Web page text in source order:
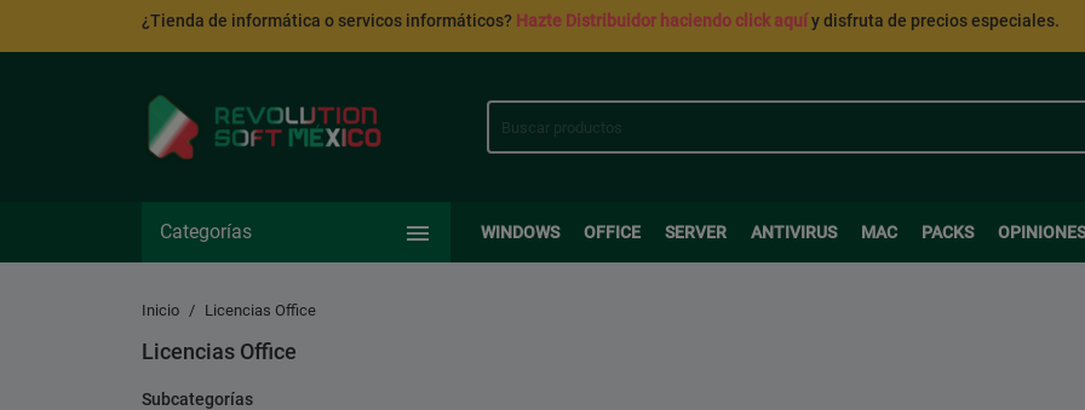
¿Tienda de informática o servicos informáticos? Hazte Distribuidor haciendo click aquíy disfruta de precios especiales.
Categorías  WINDOWS OFFICE SERVER ANTIVIRUS MAC PACKS OPINIONES
Inicio Licencias Office
Licencias Office
Subcategorías